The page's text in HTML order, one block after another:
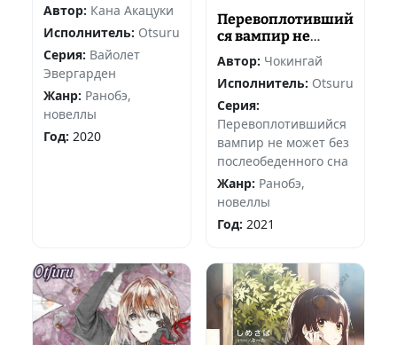
Автор: Кана Акацуки
Исполнитель: Otsuru
Серия: Вайолет
Эвергарден
Жанр: Ранобэ,
новеллы
Год: 2020
Перевоплотивший
ся вампир не
может без
послеобеденного
сна 2
Автор: Чокингай
Исполнитель: Otsuru
Серия:
Перевоплотившийся
вампир не может без
послеобеденного сна
Жанр: Ранобэ,
новеллы
Год: 2021